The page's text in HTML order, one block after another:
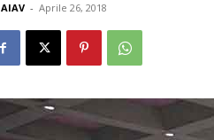
AIAV - Aprile 26, 2018